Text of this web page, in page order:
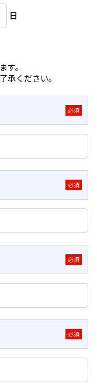
日
す。
承ください。
必須
必須
必須
必須